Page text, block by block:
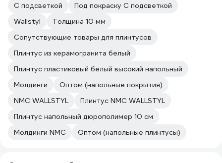
С подсветкой
Под покраску С подсветкой
Wallstyl
Толщина 10 мм
Сопутствующие товары для плинтусов
Плинтус из керамогранита белый
Плинтус пластиковый белый высокий напольный
Молдинги
Оптом (напольные покрытия)
NMC WALLSTYL
Плинтус NMC WALLSTYL
Плинтус напольный дюрополимер 10 см
Молдинги NMC
Оптом (напольные плинтусы)